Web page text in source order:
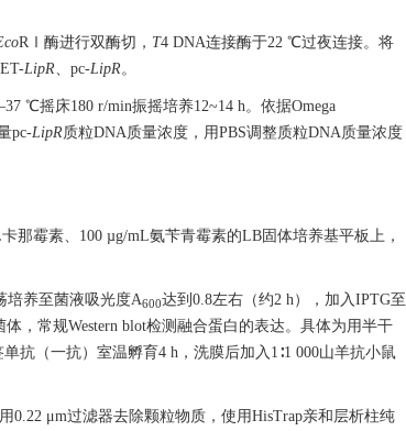
RⅠ酶进行双酶切， T4 DNA连接酶于22 ℃过夜连接。将
LipR、pc-LipR。
℃摇床180 r/min振摇培养12~14 h。依据Omega
pc-LipR质粒DNA质量浓度，用PBS调整质粒DNA质量浓度
那霉素、100 µg/mL氨苄青霉素的LB固体培养基平板上，
培养至菌液吸光度A600达到0.8左右（约2 h），加入IPTG至
，常规Western blot检测融合蛋白的表达。具体为用半干
抗（一抗）室温孵育4 h，洗膜后加入1∶1 000山羊抗小鼠
μm过滤器去除颗粒物质，使用HisTrap亲和层析柱纯